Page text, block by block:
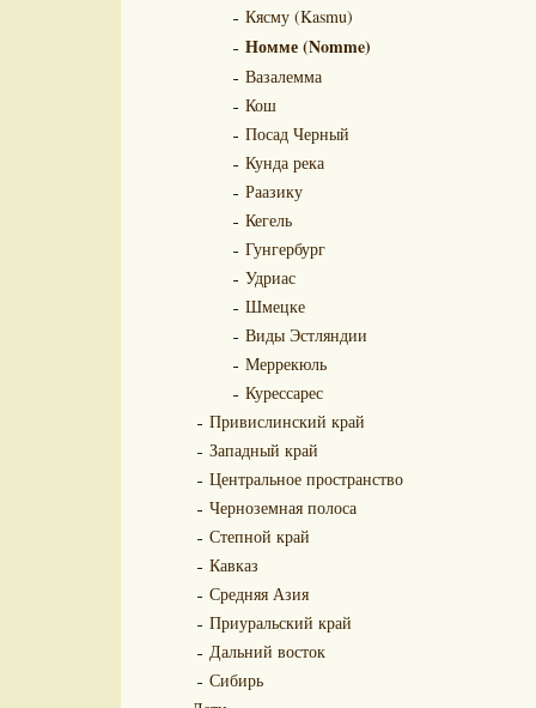
Кясму (Kasmu)
Номме (Nomme)
Вазалемма
Кош
Посад Черный
Кунда река
Раазику
Кегель
Гунгербург
Удриас
Шмецке
Виды Эстляндии
Меррекюль
Курессарес
Привислинский край
Западный край
Центральное пространство
Черноземная полоса
Степной край
Кавказ
Средняя Азия
Приуральский край
Дальний восток
Сибирь